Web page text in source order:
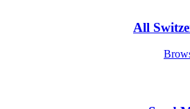
All